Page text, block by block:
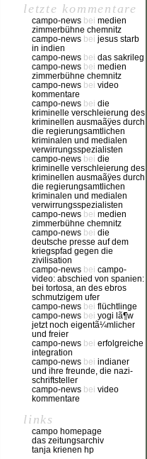
letzte kommentare
campo-news bei medien
zimmerbühne chemnitz
campo-news bei jesus starb
in indien
campo-news bei das sakrileg
campo-news bei medien
zimmerbühne chemnitz
campo-news bei video
kommentare
campo-news bei die
kriminelle verschleierung des
kriminellen ausmaãÿes durch
die regierungsamtlichen
kriminalen und medialen
verwirrungsspezialisten
campo-news bei die
kriminelle verschleierung des
kriminellen ausmaãÿes durch
die regierungsamtlichen
kriminalen und medialen
verwirrungsspezialisten
campo-news bei medien
zimmerbühne chemnitz
campo-news bei die
deutsche presse auf dem
kriegspfad gegen die
zivilisation
campo-news bei campo-
video: abschied von spanien:
bei tortosa, an des ebros
schmutzigem ufer
campo-news bei flüchtlinge
campo-news bei yogi lã¶w
jetzt noch eigentã¼mlicher
und freier
campo-news bei erfolgreiche
integration
campo-news bei indianer
und ihre freunde, die nazi-
schriftsteller
campo-news bei video
kommentare
links
campo homepage
das zeitungsarchiv
tanja krienen hp